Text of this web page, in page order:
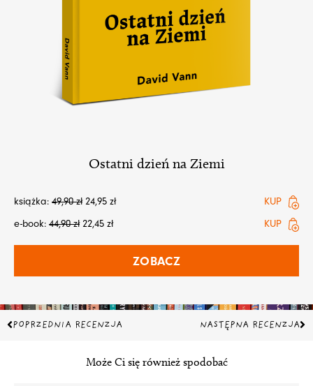
Ostatni dzień na Ziemi
książka: 49,90zł 24,95 zł
KUP
e-book: 44,90zł 22,45 zł KUP
ZOBACZ
Prev
POPRZEDNIA RECENZJA NASTĘPNA RECENZJA
Może Ci się również spodobać